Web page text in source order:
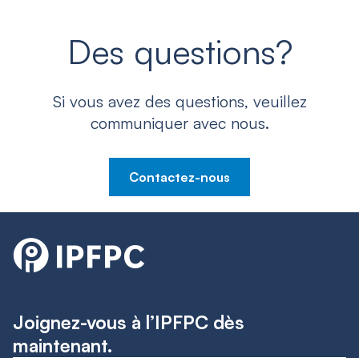
Des questions?
Si vous avez des questions, veuillez
communiquer avec nous.
Contactez-nous
Joignez-vous à l’IPFPC dès
maintenant.